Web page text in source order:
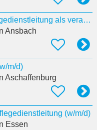
Stellvertretende Pflegedienstleitung als verantwortliche:r Pflegeprozesskoordinator:in (w/m/d)
Ansbach
m/d)
Aschaffenburg
(w/m/d)
Essen